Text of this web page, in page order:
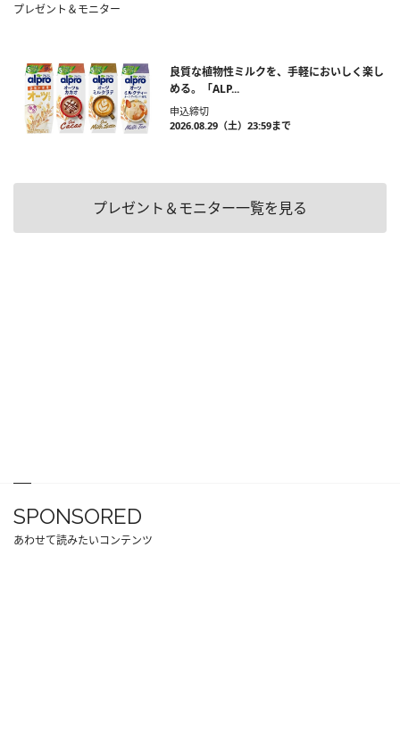
プレゼント＆モニター
良質な植物性ミルクを、手軽においしく楽し
める。「ALP...
申込締切
2026.08.29（土）23:59まで
プレゼント＆モニター一覧を見る
SPONSORED
あわせて読みたいコンテンツ